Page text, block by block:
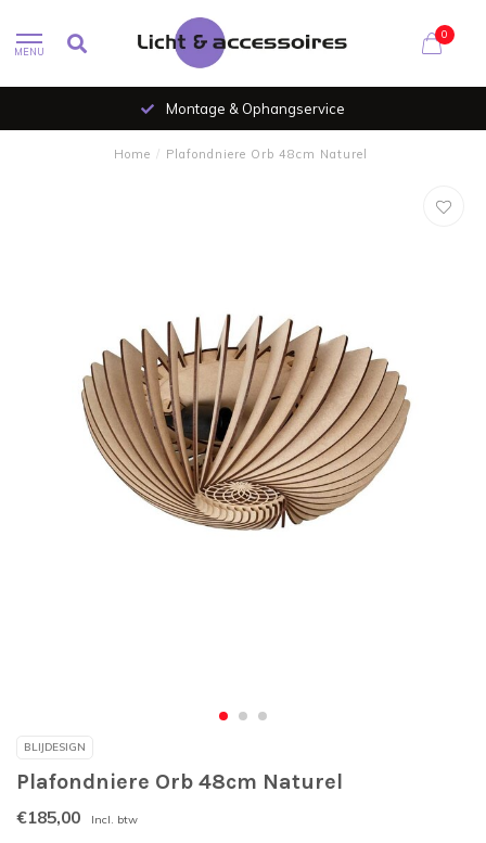
MENU
0
Montage & Ophangservice
Home / Plafondniere Orb 48cm Naturel
BLIJDESIGN
Plafondniere Orb 48cm Naturel
€185,00 Incl. btw